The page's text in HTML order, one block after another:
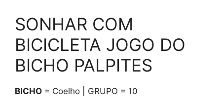
SONHAR COM
BICICLETA JOGO DO
BICHO PALPITES
BICHO = Coelho | GRUPO = 10